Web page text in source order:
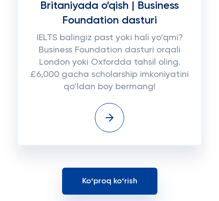
Britaniyada o‘qish | Business
Foundation dasturi
IELTS balingiz past yoki hali yo‘qmi?
Business Foundation dasturi orqali
London yoki Oxfordda tahsil oling.
£6,000 gacha scholarship imkoniyatini
qo‘ldan boy bermang!
Koʻproq koʻrish